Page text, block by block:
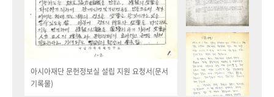
아시아재단 문헌정보실 설립 지원 요청서(문서
기록물)